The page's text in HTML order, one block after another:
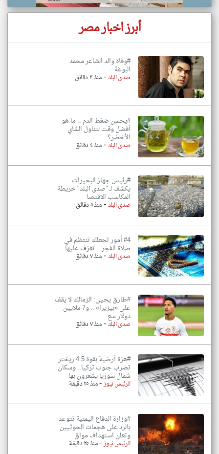
أبرز اخبار مصر
#وفاة والد الشاعر محمد
البوغة
صدى البلد-منذ ٣ دقائق
#يحسن ضغط الدم .. ما هو
أفضل وقت لتناول الشاي
الأخضر؟
صدى البلد-منذ ٤ دقائق
#رئيس جهاز البحيرات
يكشف لـ "صدى البلد" خريطة
المكاسب الاقتصا
صدى البلد-منذ ٥ دقائق
#4 أمور تجعلك تنتظم في
صلاة الفجر .. تعرّف عليها
صدى البلد-منذ ٧ دقائق
#طارق يحيى: الزمالك لا يقف
على «بيزيرا» .. و7 ملايين
دولار سع
صدى البلد-منذ ٧ دقائق
#هزة أرضية بقوة 4.5 ريختر
تضرب جنوب تركيا.. وسكان
شمال سوريا يشعرون بها
الرئيس نيوز-منذ ٢٥ دقيقة
#وزارة الدفاع اليمنية تتوعد
بالرد على هجمات الحوثيين
وتعلن استهداف مواق
الرئيس نيوز-منذ ٢٥ دقيقة